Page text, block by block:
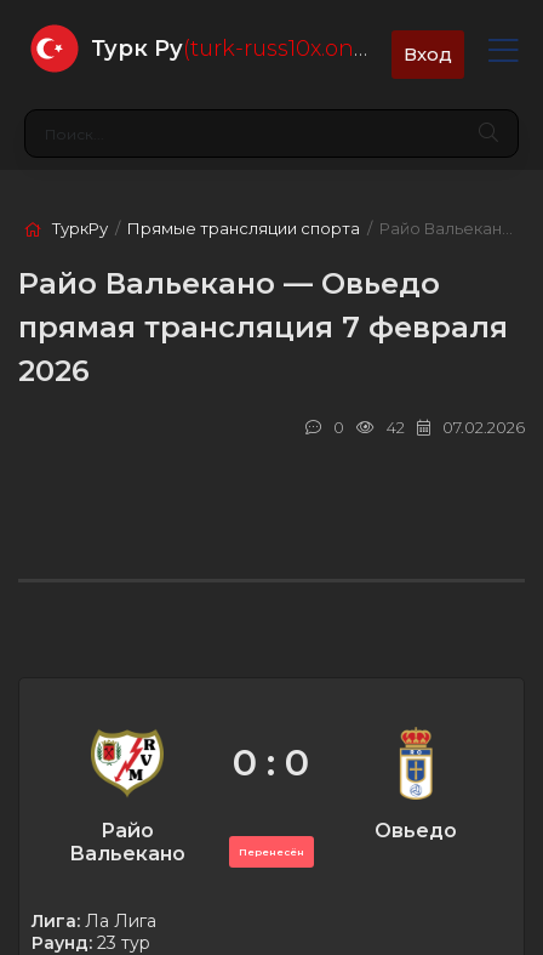
Турк Ру(turk-russ10x.online) Вход
ТуркРу / Прямые трансляции спорта / Райо Вальекано — Овьедо
Райо Вальекано — Овьедо
прямая трансляция 7 февраля
2026
07.02.2026
42
0
Райо
Вальекано
0 : 0
Перенесён
Овьедо
Лига: Ла Лига
Раунд: 23 тур